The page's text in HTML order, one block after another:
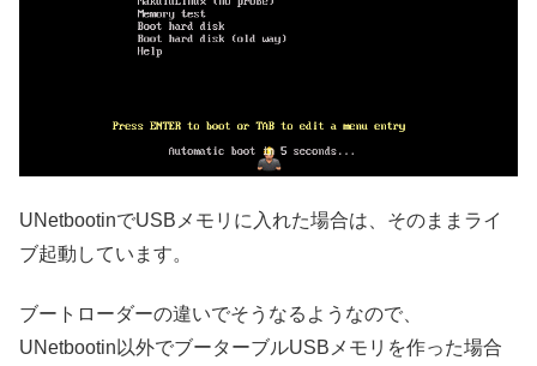
UNetbootinでUSBメモリに入れた場合は、そのままライ
ブ起動しています。
ブートローダーの違いでそうなるようなので、
UNetbootin以外でブーターブルUSBメモリを作った場合